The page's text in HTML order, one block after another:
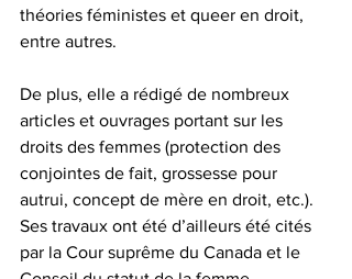
théories féministes et queer en droit,
entre autres.
De plus, elle a rédigé de nombreux
articles et ouvrages portant sur les
droits des femmes (protection des
conjointes de fait, grossesse pour
autrui, concept de mère en droit, etc.).
Ses travaux ont été d’ailleurs été cités
par la Cour suprême du Canada et le